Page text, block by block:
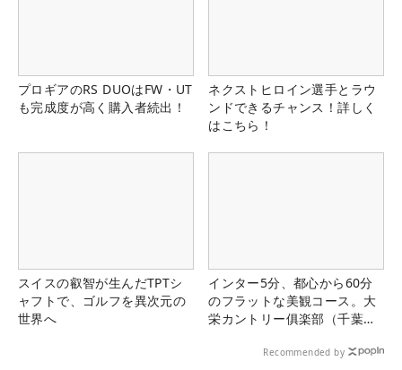
プロギアのRS DUOはFW・UT
も完成度が高く購入者続出！
ネクストヒロイン選手とラウ
ンドできるチャンス！詳しく
はこちら！
スイスの叡智が生んだTPTシ
ャフトで、ゴルフを異次元の
世界へ
インター5分、都心から60分
のフラットな美観コース。大
栄カントリー俱楽部（千葉
Recommended by